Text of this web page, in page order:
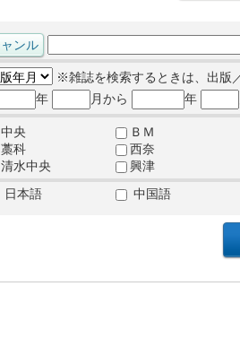
※雑誌を検索するときは、出版
年
月から 年
中央
ＢＭ
藁科
西奈
清水中央
興津
日本語 中国語